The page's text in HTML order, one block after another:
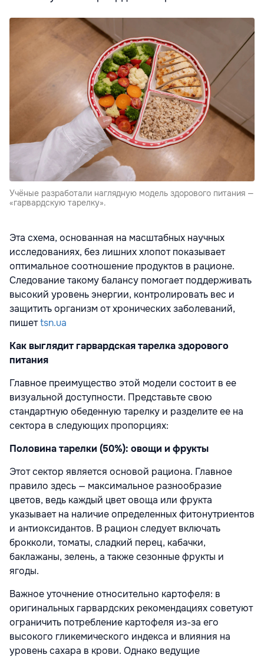
Учёные разработали наглядную модель здорового питания —
«гарвардскую тарелку».
Эта схема, основанная на масштабных научных
исследованиях, без лишних хлопот показывает
оптимальное соотношение продуктов в рационе.
Следование такому балансу помогает поддерживать
высокий уровень энергии, контролировать вес и
защитить организм от хронических заболеваний,
пишетtsn.ua
Как выглядит гарвардская тарелка здорового
питания
Главное преимущество этой модели состоит в ее
визуальной доступности. Представьте свою
стандартную обеденную тарелку и разделите ее на
сектора в следующих пропорциях:
Половина тарелки (50%): овощи и фрукты
Этот сектор является основой рациона. Главное
правило здесь — максимальное разнообразие
цветов, ведь каждый цвет овоща или фрукта
указывает на наличие определенных фитонутриентов
и антиоксидантов. В рацион следует включать
брокколи, томаты, сладкий перец, кабачки,
баклажаны, зелень, а также сезонные фрукты и
ягоды.
Важное уточнение относительно картофеля: в
оригинальных гарвардских рекомендациях советуют
ограничить потребление картофеля из-за его
высокого гликемического индекса и влияния на
уровень сахара в крови. Однако ведущие